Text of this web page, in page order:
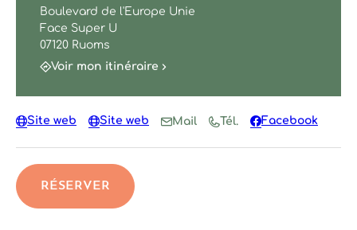
Boulevard de l'Europe Unie
Face Super U
07120 Ruoms
Voir mon itinéraire
Site web Site web Mail Tél. Facebook
RÉSERVER